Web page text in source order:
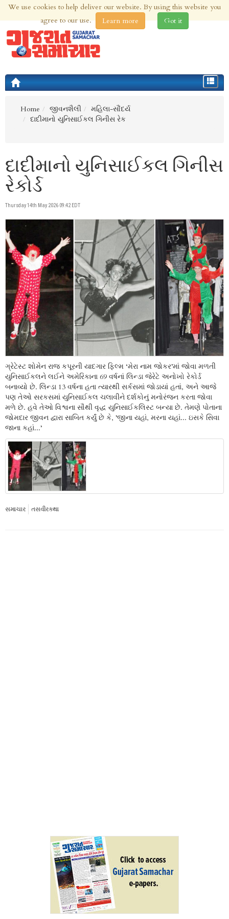
7th Aug 2026 | Updated at 03:18pm 7th Aug 2026
Toggle
Home
જીવનશૈલી
મહિલા-સૌંદર્ય
દાદીમાનો યુનિસાઈકલ ગિનીસ રેક
દાદીમાનો યુનિસાઈકલ ગિનીસ
રેકોર્ડ
Thursday 14th May 2026 09:42 EDT
ગ્રેટેસ્ટ શોમેન રાજ કપૂરની યાદગાર ફિલ્મ ‘મેરા નામ જોકર’માં જોવા મળતી
યુનિસાઈકલને લઈને અમેરિકાના 69 વર્ષનાં લિન્ડા જેરેટે અનોખો રેકોર્ડ
બનાવ્યો છે. લિન્ડા 13 વર્ષના હતા ત્યારથી સર્કસમાં જોડાયાં હતાં, અને આજે
પણ તેઓ સરકસમાં યુનિસાઈકલ ચલાવીને દર્શકોનું મનોરંજન કરતા જોવા
મળે છે. હવે તેઓ વિશ્વના સૌથી વૃદ્ધ યુનિસાઈકલિસ્ટ બન્યા છે. તેમણે પોતાના
જોમદાર જીવન દ્વારા સાબિત કર્યું છે કે, ’જીના યહાં, મરના યહાં... ઇસકે સિવા
જાના કહાં...’
સમાચાર તસવીરકથા
We use cookies to help deliver our website. By using this website you
agree to our use.
Learn more Got it